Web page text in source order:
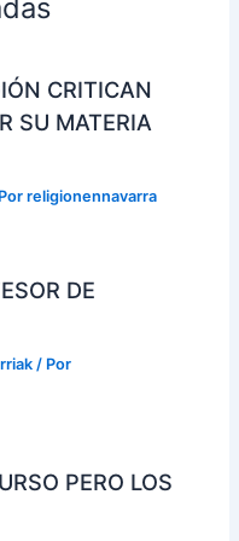
CRITICAN
SU MATERIA
religionennavarra
DE
/ Por
PERO LOS